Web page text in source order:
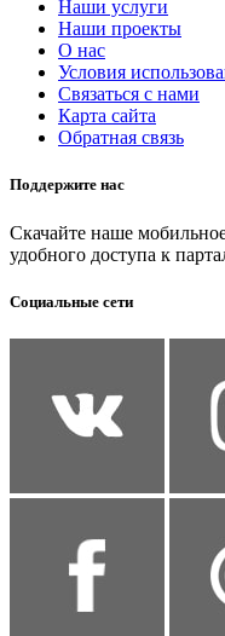
Наши услуги
Наши проекты
О нас
Условия
Связаться с нами
Карта сайта
Обратная связь
Поддержите нас
Скачайте наше
удобного доступа к
Социальные сети